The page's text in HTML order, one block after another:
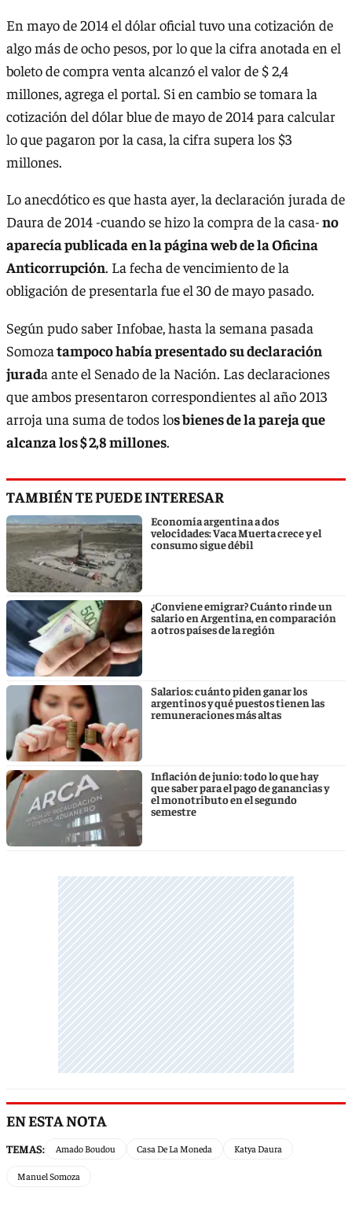
En mayo de 2014 el dólar oficial tuvo una cotización de
algo más de ocho pesos, por lo que la cifra anotada en el
boleto de compra venta alcanzó el valor de $ 2,4
millones, agrega el portal. Si en cambio se tomara la
cotización del dólar blue de mayo de 2014 para calcular
lo que pagaron por la casa, la cifra supera los $3
millones.
Lo anecdótico es que hasta ayer, la declaración jurada de
Daura de 2014 -cuando se hizo la compra de la casa-no
aparecía publicadaen la página web de la Oficina
Anticorrupción. La fecha de vencimiento de la
obligación de presentarla fue el 30 de mayo pasado.
Según pudo saber Infobae, hasta la semana pasada
Somozatampoco había presentado su declaración
jurada ante el Senado de la Nación. Las declaraciones
que ambos presentaron correspondientes al año 2013
arroja una suma de todos los bienes de la pareja que
alcanza los $ 2,8 millones.
TAMBIÉN TE PUEDE INTERESAR
Economía argentina a dos
velocidades: Vaca Muerta crece y el
consumo sigue débil
¿Conviene emigrar? Cuánto rinde un
salario en Argentina, en comparación
a otros países de la región
Salarios: cuánto piden ganar los
argentinos y qué puestos tienen las
remuneraciones más altas
Inflación de junio: todo lo que hay
que saber para el pago de ganancias y
el monotributo en el segundo
semestre
EN ESTA NOTA
TEMAS: Amado Boudou Casa De La Moneda Katya Daura
Manuel Somoza